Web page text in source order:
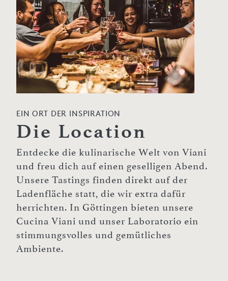
EIN ORT DER INSPIRATION
Die Location
Entdecke die kulinarische Welt von Viani
und freu dich auf einen geselligen Abend.
Unsere Tastings finden direkt auf der
Ladenfläche statt, die wir extra dafür
herrichten. In Göttingen bieten unsere
Cucina Viani und unser Laboratorio ein
stimmungsvolles und gemütliches
Ambiente.